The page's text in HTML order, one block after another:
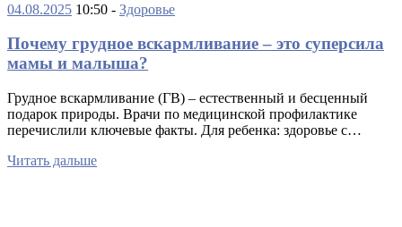
04.08.2025 10:50 - Здоровье
Почему грудное вскармливание – это суперсила
мамы и малыша?
Грудное вскармливание (ГВ) – естественный и бесценный
подарок природы. Врачи по медицинской профилактике
перечислили ключевые факты. Для ребенка: здоровье с…
Читать дальше